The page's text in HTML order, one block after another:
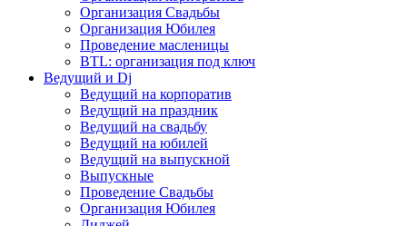
Организация Свадьбы
Организация Юбилея
Проведение масленицы
BTL: организация под ключ
Ведущий и Dj
Ведущий на корпоратив
Ведущий на праздник
Ведущий на свадьбу
Ведущий на юбилей
Ведущий на выпускной
Выпускные
Проведение Свадьбы
Организация Юбилея